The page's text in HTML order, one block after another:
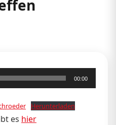
00:00
Herunterladen
es hier